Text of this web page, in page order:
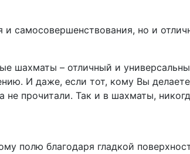
самосовершенствования, но и
шахматы – отличный и
И даже, если тот, кому Вы
прочитали. Так и в шахматы,
полю благодаря гладкой